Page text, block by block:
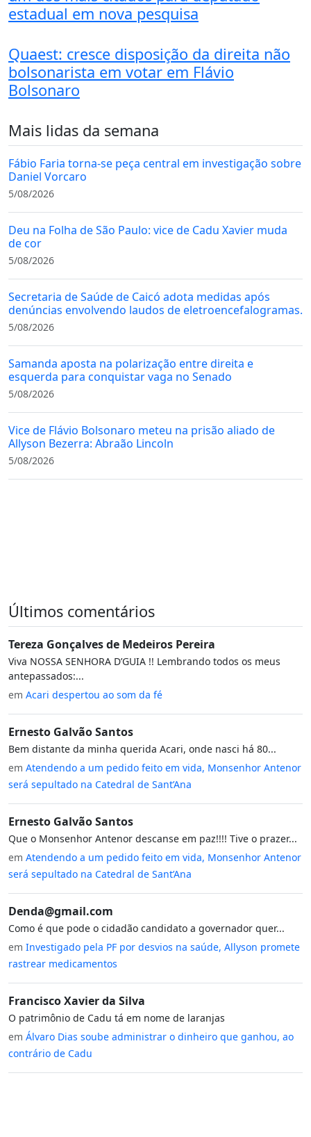
estadual em nova pesquisa
Quaest: cresce disposição da direita não
bolsonarista em votar em Flávio
Bolsonaro
Mais lidas da semana
Fábio Faria torna-se peça central em investigação sobre
Daniel Vorcaro
5/08/2026
Deu na Folha de São Paulo: vice de Cadu Xavier muda
de cor
5/08/2026
Secretaria de Saúde de Caicó adota medidas após
denúncias envolvendo laudos de eletroencefalogramas.
5/08/2026
Samanda aposta na polarização entre direita e
esquerda para conquistar vaga no Senado
5/08/2026
Vice de Flávio Bolsonaro meteu na prisão aliado de
Allyson Bezerra: Abraão Lincoln
5/08/2026
Últimos comentários
Tereza Gonçalves de Medeiros Pereira
Viva NOSSA SENHORA D’GUIA !! Lembrando todos os meus
antepassados:...
em Acari despertou ao som da fé
Ernesto Galvão Santos
Bem distante da minha querida Acari, onde nasci há 80...
em Atendendo a um pedido feito em vida, Monsenhor Antenor
será sepultado na Catedral de Sant’Ana
Ernesto Galvão Santos
Que o Monsenhor Antenor descanse em paz!!!! Tive o prazer...
em Atendendo a um pedido feito em vida, Monsenhor Antenor
será sepultado na Catedral de Sant’Ana
Denda@gmail.com
Como é que pode o cidadão candidato a governador quer...
em Investigado pela PF por desvios na saúde, Allyson promete
rastrear medicamentos
Francisco Xavier da Silva
O patrimônio de Cadu tá em nome de laranjas
em Álvaro Dias soube administrar o dinheiro que ganhou, ao
contrário de Cadu